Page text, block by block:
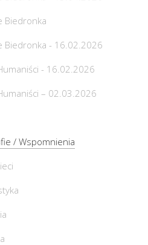
Biedronka
Biedronka - 16.02.2026
- 16.02.2026
– 02.03.2026
/ Wspomnienia